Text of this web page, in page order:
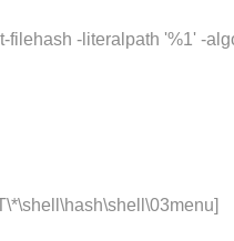
filehash -literalpath '%1' -